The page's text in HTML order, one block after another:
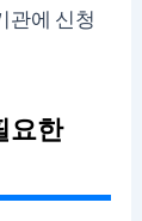
관에 신청
요한